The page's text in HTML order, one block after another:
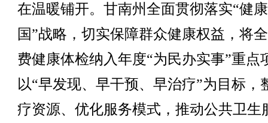
在温暖铺开。甘南州全面贯彻落实“健
国”战略，切实保障群众健康权益，将
费健康体检纳入年度“为民办实事”重点
以“早发现、早干预、早治疗”为目标，
疗资源、优化服务模式，推动公共卫生